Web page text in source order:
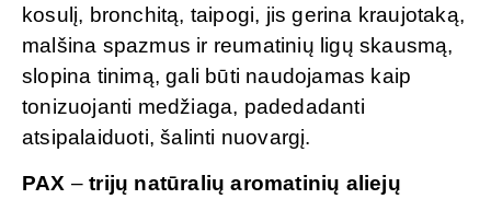
kosulį, bronchitą, taipogi, jis gerina kraujotaką,
malšina spazmus ir reumatinių ligų skausmą,
slopina tinimą, gali būti naudojamas kaip
tonizuojanti medžiaga, padedadanti
atsipalaiduoti, šalinti nuovargį.
PAX –trijų natūralių aromatinių aliejų